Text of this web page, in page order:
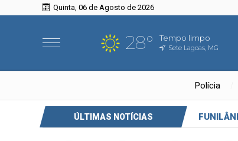
Quinta, 06 de Agosto de 2026
28° Tempo limpo
Sete Lagoas, MG
Polícia
ÚLTIMAS NOTÍCIAS